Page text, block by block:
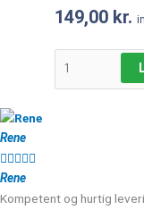
149,00 kr.
Rene

Rene
Kompetent og hurtig